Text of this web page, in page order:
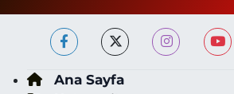
Ana Sayfa